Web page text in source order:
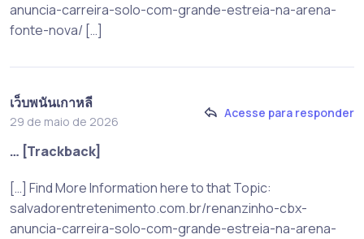
anuncia-carreira-solo-com-grande-estreia-na-arena-
fonte-nova/ […]
เว็บพนันเกาหลี
29 de maio de 2026
Acesse para responder
… [Trackback]
[…] Find More Information here to that Topic:
salvadorentretenimento.com.br/renanzinho-cbx-
anuncia-carreira-solo-com-grande-estreia-na-arena-